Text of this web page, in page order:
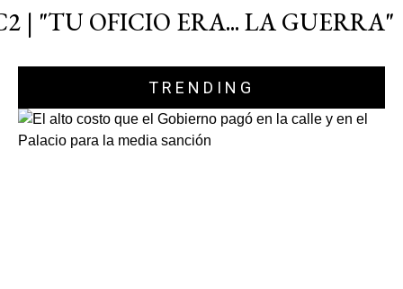
| "TU OFICIO ERA... LA GUERRA"
TRENDING